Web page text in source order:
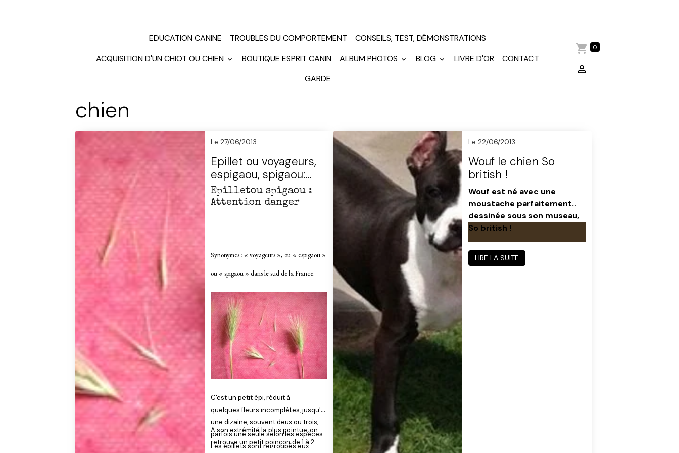
EDUCATION CANINE TROUBLES DU COMPORTEMENT
CONSEILS, TEST, DÉMONSTRATIONS
ACQUISITION D'UN CHIOT OU CHIEN
BOUTIQUE ESPRIT CANIN ALBUM PHOTOS BLOG LIVRE D'OR
CONTACT
GARDE
0
chien
Le 27/06/2013
Epillet ou voyageurs,
espigaou, spigaou:
Attention danger
Epilletou spigaou :
Attention danger
Synonymes : « voyageurs », ou « espigaou »
ou « spigaou » dans le sud de la France.
C'est un petit épi, réduit à
quelques fleurs incomplètes, jusqu'à
une dizaine, souvent deux ou trois,
parfois une seule selon les espèces.
Les épillets sont regroupés eux-
A son extrémité la plus pointue, on
retrouve un petit poinçon de 1 à 2
Le 22/06/2013
Wouf le chien So
british !
Wouf est né avec une
moustache parfaitement
dessinée sous son museau,
So british !
LIRE LA SUITE